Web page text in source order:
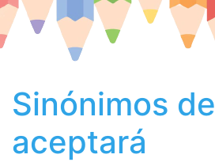
Sinónimos de
aceptará